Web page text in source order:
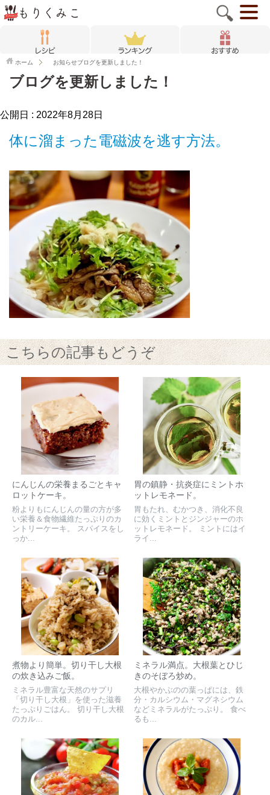
ホーム お知らせブログを更新しました！
ブログを更新しました！
公開日 : 2022年8月28日
体に溜まった電磁波を逃す方法。
こちらの記事もどうぞ
にんじんの栄養まるごとキャ
ロットケーキ。
粉よりもにんじんの量の方が多
い栄養＆食物繊維たっぷりのカ
ントリーケーキ。 スパイスをし
っか...
胃の鎮静・抗炎症にミントホ
ットレモネード。
胃もたれ、むかつき、消化不良
に効くミントとジンジャーのホ
ットレモネード。 ミントにはイ
ライ...
煮物より簡単。切り干し大根
の炊き込みご飯。
ミネラル豊富な天然のサプリ
「切り干し大根」を使った滋養
たっぷりごはん。 切り干し大根
のカル...
ミネラル満点。大根葉とひじ
きのそぼろ炒め。
大根やかぶのの葉っぱには、鉄
分・カルシウム・マグネシウム
などミネラルがたっぷり。 食べ
るも...